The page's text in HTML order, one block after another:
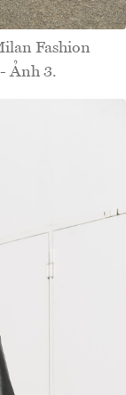
Fashion
Ảnh 3.